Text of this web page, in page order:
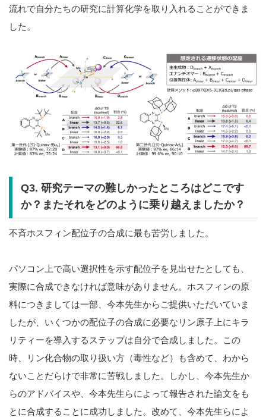
流れで自分たちの研究に計算化学を取り入れることができま
した。
Q3. 研究テーマの難しかったところはどこです
か？またそれをどのように乗り越えましたか？
不斉ホスフィン配位子の合成に最も苦労しました。
パソコン上で高い選択性を示す配位子を見出せたとしても、
実際に合成できなければ意味がありません。ホスフィンの原
料につきましては一部、今本先生からご提供いただいていま
したが、いくつかの配位子の合成に必要なリン原子上にキラ
リティーを導入するステップは自分で合成しました。この
時、リン化合物の取り扱い方（毒性など）も含めて、わから
ないことだらけで非常に苦戦しました。しかし、今本先生か
らのアドバイスや、今本先生らによって報告された論文をも
とに合成することに成功しました。改めて、今本先生らによ